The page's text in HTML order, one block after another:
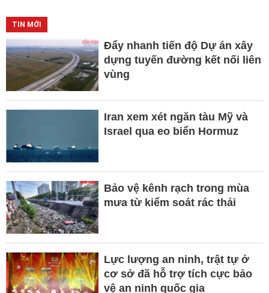
TIN MỚI
Đẩy nhanh tiến độ Dự án xây
dựng tuyến đường kết nối liên
vùng
Iran xem xét ngăn tàu Mỹ và
Israel qua eo biển Hormuz
Bảo vệ kênh rạch trong mùa
mưa từ kiểm soát rác thải
Lực lượng an ninh, trật tự ở
cơ sở đã hỗ trợ tích cực bảo
vệ an ninh quốc gia